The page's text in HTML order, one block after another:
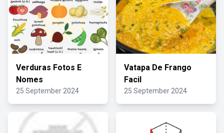
Verduras Fotos E
Nomes
25 September 2024
Vatapa De Frango
Facil
25 September 2024